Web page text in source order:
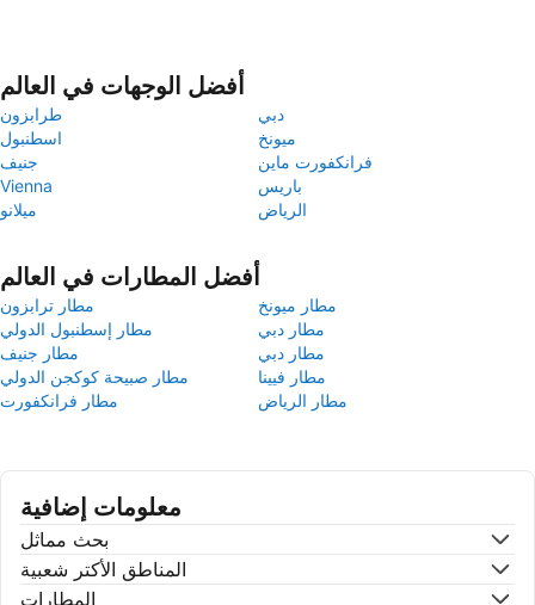
أفضل الوجهات في العالم
طرابزون
دبي
اسطنبول
ميونخ
جنيف
فرانكفورت ماين
Vienna
باريس
ميلانو
الرياض
أفضل المطارات في العالم
مطار ترابزون
مطار ميونخ
مطار إسطنبول الدولي
مطار دبي
مطار جنيف
مطار دبي
مطار صبيحة كوكجن الدولي
مطار فيينا
مطار فرانكفورت
مطار الرياض
معلومات إضافية
بحث مماثل
المناطق الأكتر شعبية
المطارات